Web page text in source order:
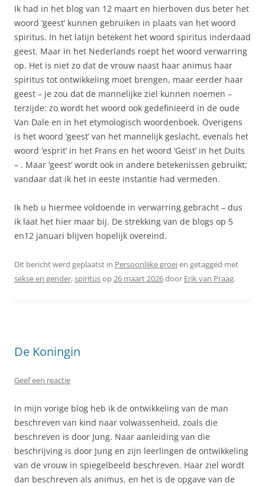
Ik had in het blog van 12 maart en hierboven dus beter het
woord ‘geest’ kunnen gebruiken in plaats van het woord
spiritus. In het latijn betekent het woord spiritus inderdaad
geest. Maar in het Nederlands roept het woord verwarring
op. Het is niet zo dat de vrouw naast haar animus haar
spiritus tot ontwikkeling moet brengen, maar eerder haar
geest – je zou dat de mannelijke ziel kunnen noemen –
terzijde: zo wordt het woord ook gedefinieerd in de oude
Van Dale en in het etymologisch woordenboek. Overigens
is het woord ‘geest’ van het mannelijk geslacht, evenals het
woord ‘esprit’ in het Frans en het woord ‘Geist’ in het Duits
– . Maar ‘geest’ wordt ook in andere betekenissen gebruikt;
vandaar dat ik het in eeste instantie had vermeden.
Ik heb u hiermee voldoende in verwarring gebracht – dus
ik laat het hier maar bij. De strekking van de blogs op 5
en12 januari blijven hopelijk overeind.
Dit bericht werd geplaatst in Persoonlijke groeien getagged met
sekse en gender,spiritusop26 maart 2026door Erik van Praag.
De Koningin
Geef een reactie
In mijn vorige blog heb ik de ontwikkeling van de man
beschreven van kind naar volwassenheid, zoals die
beschreven is door Jung. Naar aanleiding van die
beschrijving is door Jung en zijn leerlingen de ontwikkeling
van de vrouw in spiegelbeeld beschreven. Haar ziel wordt
dan beschreven als animus, en het is de opgave van de